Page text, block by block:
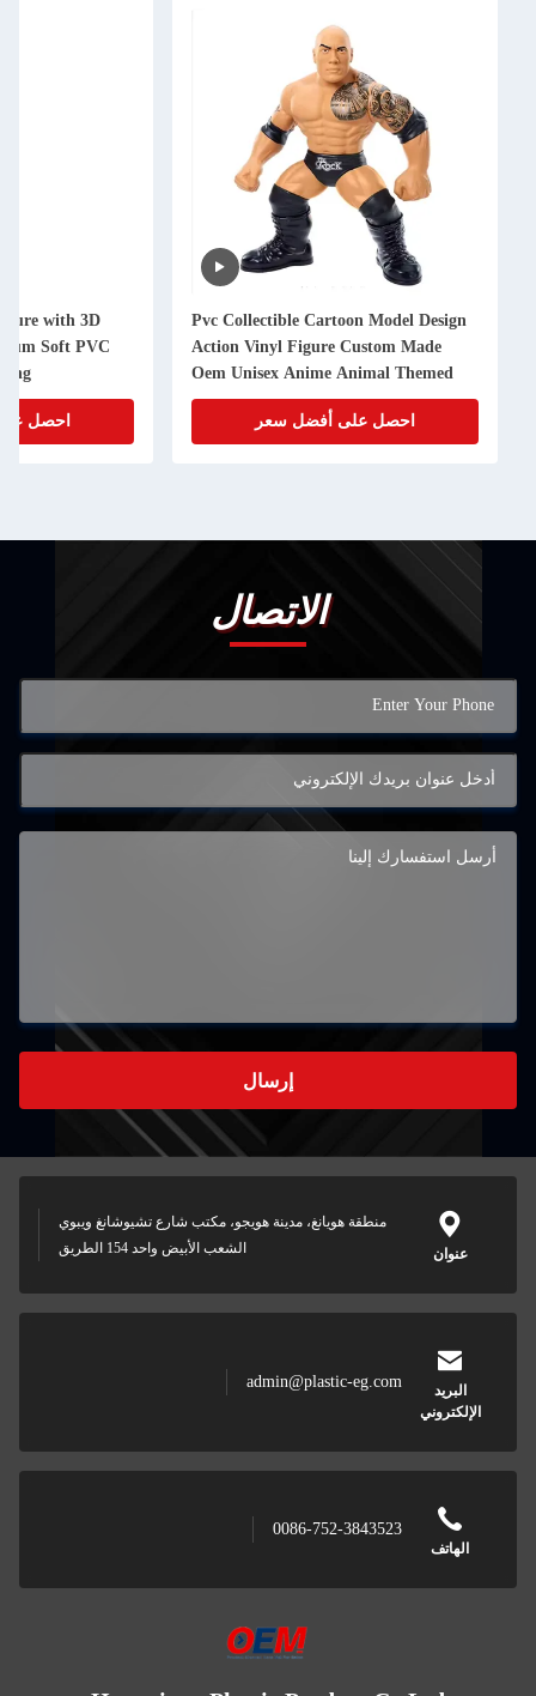
Pvc Collectible Cartoon Model Design
Action Vinyl Figure Custom Made
Oem Unisex Anime Animal Themed
Logo Personalized 3d Art Toy
احصل على أفضل سعر
with 3D
Soft PVC
احصل
الاتصال
إرسال
عنوان
منطقة هويانغ، مدينة هويجو، مكتب شارع تشيوشانغ ويبوي
الشعب الأبيض واحد 154 الطريق
البريد
الإلكتروني
admin@plastic-eg.com
الهاتف
0086-752-3843523